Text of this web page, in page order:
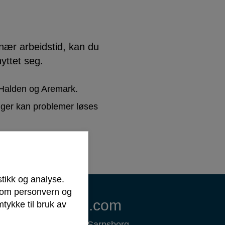
arbeidstid, kan du
seg.
og Aremark.
kan problemer løses
sarpsborg.com
og analyse.
personvern og
til bruk av